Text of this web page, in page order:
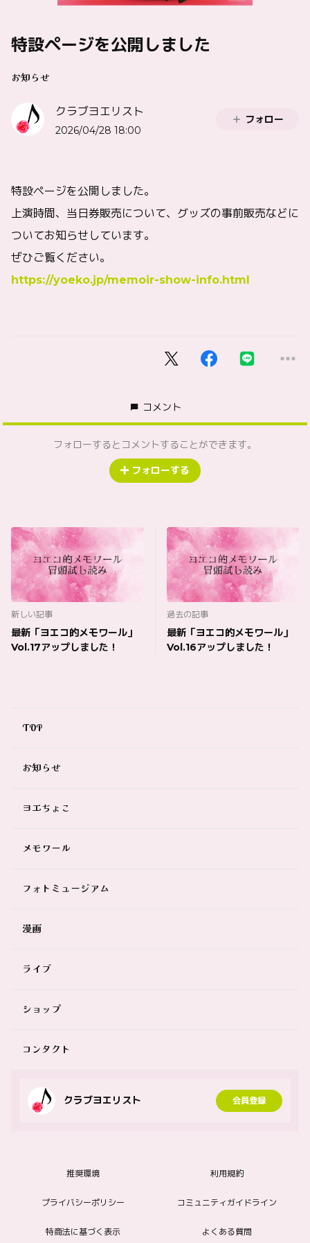
特設ページを公開しました
お知らせ
クラブヨエリスト
2026/04/28 18:00
フォロー
特設ページを公開しました。
上演時間、当日券販売について、グッズの事前販売などに
ついてお知らせしています。
ぜひご覧ください。
https://yoeko.jp/memoir-show-info.html
コメント
フォローするとコメントすることができます。
フォローする
新しい記事
最新「ヨエコ的メモワール」
Vol.17アップしました！
過去の記事
最新「ヨエコ的メモワール」
Vol.16アップしました！
TOP
お知らせ
ヨエちょこ
メモワール
フォトミュージアム
漫画
ライブ
ショップ
コンタクト
クラブヨエリスト 会員登録
推奨環境 利用規約
プライバシーポリシー コミュニティガイドライン
特商法に基づく表示 よくある質問